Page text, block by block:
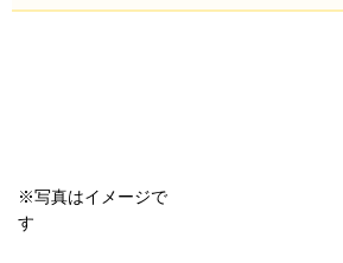
※写真はイメージで